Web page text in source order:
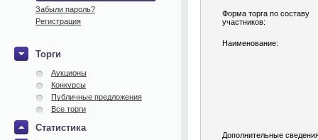
Забыли пароль?
Регистрация
Торги
Аукционы
Конкурсы
Публичные предложения
Все торги
Статистика
Форма торга по составу
участников:
Наименование:
Дополнительные